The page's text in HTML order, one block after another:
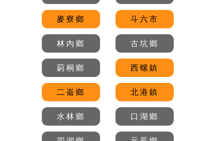
麥寮鄉 斗六市
林內鄉 古坑鄉
莿桐鄉 西螺鎮
二崙鄉 北港鎮
水林鄉 口湖鄉